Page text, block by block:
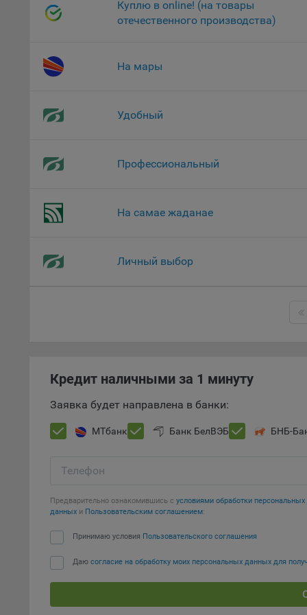
Куплю в online! (на товары
отечественного производства)
На мары
Удобный
Профессиональный
На самае жаданае
Личный выбор
Кредит наличными за 1 минуту
Заявка будет направлена в банки:
МТбанк Банк БелВЭБ БНБ-
Телефон
Предварительно ознакомившись с условиями обработки
данных и Пользовательским соглашением:
Принимаю условия Пользовательского соглашения
Даю согласие на обработку моих персональных данных для